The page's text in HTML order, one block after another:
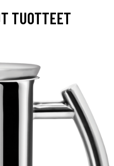
TUOTTEET